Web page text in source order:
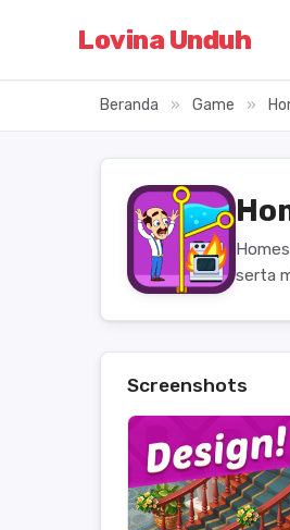
Lovina Unduh
Beranda » Game »
serta
Screenshots